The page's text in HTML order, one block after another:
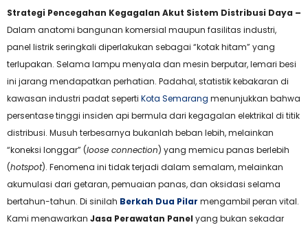
Strategi Pencegahan Kegagalan Akut Sistem Distribusi Daya –
Dalam anatomi bangunan komersial maupun fasilitas industri,
panel listrik seringkali diperlakukan sebagai “kotak hitam” yang
terlupakan. Selama lampu menyala dan mesin berputar, lemari besi
ini jarang mendapatkan perhatian. Padahal, statistik kebakaran di
kawasan industri padat seperti Kota Semarang menunjukkan bahwa
persentase tinggi insiden api bermula dari kegagalan elektrikal di titik
distribusi. Musuh terbesarnya bukanlah beban lebih, melainkan
“koneksi longgar” (loose connection) yang memicu panas berlebih
(hotspot). Fenomena ini tidak terjadi dalam semalam, melainkan
akumulasi dari getaran, pemuaian panas, dan oksidasi selama
bertahun-tahun. Di sinilah Berkah Dua Pilar mengambil peran vital.
Kami menawarkan Jasa Perawatan Panel yang bukan sekadar